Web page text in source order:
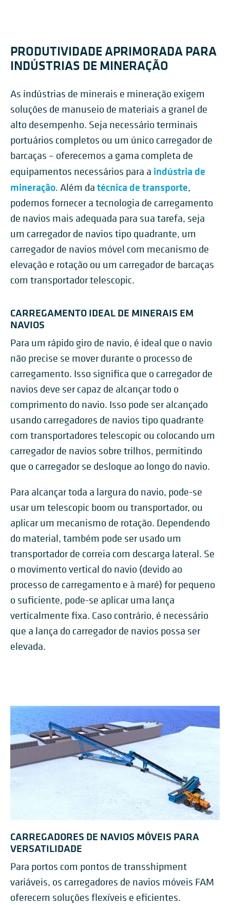
PRODUTIVIDADE APRIMORADA PARA
INDÚSTRIAS DE MINERAÇÃO
As indústrias de minerais e mineração exigem
soluções de manuseio de materiais a granel de
alto desempenho. Seja necessário terminais
portuários completos ou um único carregador de
barcaças – oferecemos a gama completa de
equipamentos necessários para a indústria de
mineração. Além da técnica de transporte,
podemos fornecer a tecnologia de carregamento
de navios mais adequada para sua tarefa, seja
um carregador de navios tipo quadrante, um
carregador de navios móvel com mecanismo de
elevação e rotação ou um carregador de barcaças
com transportador telescopic.
CARREGAMENTO IDEAL DE MINERAIS EM
NAVIOS
Para um rápido giro de navio, é ideal que o navio
não precise se mover durante o processo de
carregamento. Isso significa que o carregador de
navios deve ser capaz de alcançar todo o
comprimento do navio. Isso pode ser alcançado
usando carregadores de navios tipo quadrante
com transportadores telescopic ou colocando um
carregador de navios sobre trilhos, permitindo
que o carregador se desloque ao longo do navio.
Para alcançar toda a largura do navio, pode-se
usar um telescopic boom ou transportador, ou
aplicar um mecanismo de rotação. Dependendo
do material, também pode ser usado um
transportador de correia com descarga lateral. Se
o movimento vertical do navio (devido ao
processo de carregamento e à maré) for pequeno
o suficiente, pode-se aplicar uma lança
verticalmente fixa. Caso contrário, é necessário
que a lança do carregador de navios possa ser
elevada.
CARREGADORES DE NAVIOS MÓVEIS PARA
VERSATILIDADE
Para portos com pontos de transshipment
variáveis, os carregadores de navios móveis FAM
oferecem soluções flexíveis e eficientes.